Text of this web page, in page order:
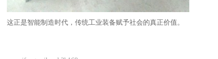
这正是智能制造时代，传统工业装备赋予社会的真正价值。